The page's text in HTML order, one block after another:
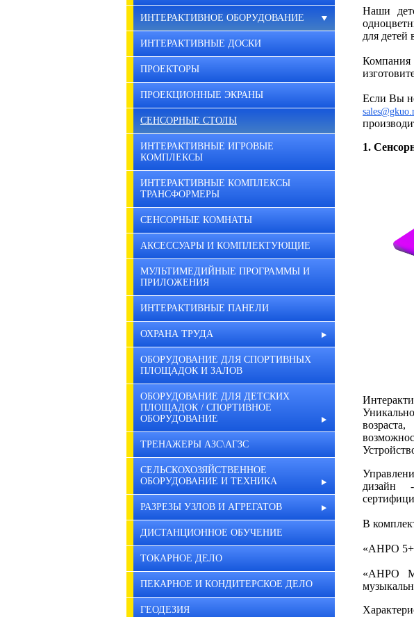
ИНТЕРАКТИВНОЕ ОБОРУДОВАНИЕ
ИНТЕРАКТИВНЫЕ ДОСКИ
ПРОЕКТОРЫ
ПРОЕКЦИОННЫЕ ЭКРАНЫ
СЕНСОРНЫЕ СТОЛЫ
ИНТЕРАКТИВНЫЕ ИГРОВЫЕ
КОМПЛЕКСЫ
ИНТЕРАКТИВНЫЕ КОМПЛЕКСЫ
ТРАНСФОРМЕРЫ
СЕНСОРНЫЕ КОМНАТЫ
АКСЕССУАРЫ И КОМПЛЕКТУЮЩИЕ
МУЛЬТИМЕДИЙНЫЕ ПРОГРАММЫ И
ПРИЛОЖЕНИЯ
ИНТЕРАКТИВНЫЕ ПАНЕЛИ
ОХРАНА ТРУДА
ОБОРУДОВАНИЕ ДЛЯ СПОРТИВНЫХ
ПЛОЩАДОК И ЗАЛОВ
ОБОРУДОВАНИЕ ДЛЯ ДЕТСКИХ
ПЛОЩАДОК / СПОРТИВНОЕ
ОБОРУДОВАНИЕ
ТРЕНАЖЕРЫ АЗС\АГЗС
СЕЛЬСКОХОЗЯЙСТВЕННОЕ
ОБОРУДОВАНИЕ И ТЕХНИКА
РАЗРЕЗЫ УЗЛОВ И АГРЕГАТОВ
ДИСТАНЦИОННОЕ ОБУЧЕНИЕ
ТОКАРНОЕ ДЕЛО
ПЕКАРНОЕ И КОНДИТЕРСКОЕ ДЕЛО
ГЕОДЕЗИЯ
Наши
для детей
Если Вы
1.
дизайн
В
«АНРО
«АНРО